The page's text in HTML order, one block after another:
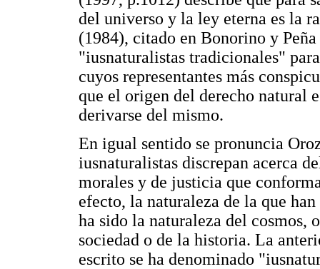
del universo y la ley eterna es la
(1984), citado en Bonorino y
"iusnaturalistas tradicionales"
cuyos representantes más
que el origen del derecho natural
derivarse del mismo.
En igual sentido se pronuncia
iusnaturalistas discrepan acerca
morales y de justicia que
efecto, la naturaleza de la que
ha sido la naturaleza del cosmos,
sociedad o de la historia. La
escrito se ha denominado